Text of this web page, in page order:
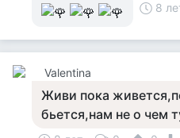
8
Valentina
Живи пока
бьется,нам не о чем